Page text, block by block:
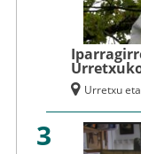
Urretxu
3